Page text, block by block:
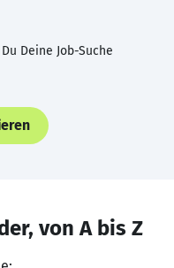
Deine Job-Suche
von A bis Z